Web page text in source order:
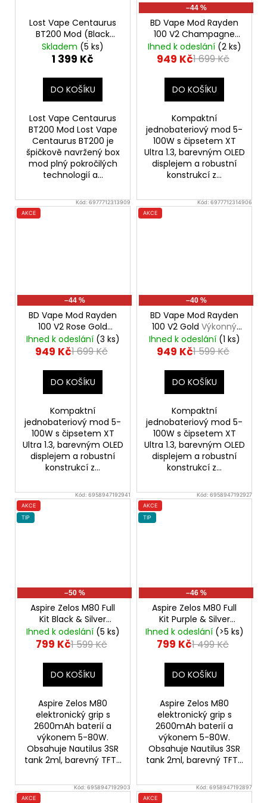
Lost Vape Centaurus
BT200 Mod (Black
Carbon)
Skladem (5 ks)
1 399 Kč
DO KOŠÍKU
Lost Vape Centaurus
BT200 Mod Lost Vape
Centaurus BT200 je
špičkově navržený box
mod plný pokročilých
technologií a...
–44 %
BD Vape Mod Rayden
100 V2 Champagne
GoldVýkonný
značkový elektronický
Ihned k odeslání (2 ks)
949 Kč1 699 Kč
DO KOŠÍKU
Kompaktní
jednobateriový mod 5-
100W s čipsetem XT
Ultra 1.3, barevným OLED
displejem a robustní
konstrukcí z...
Kód:6977712313909
AKCE
–44 %
BD Vape Mod Rayden
100 V2 Rose Gold
Výkonný značkový
elektronický Grip
Ihned k odeslání (3 ks)
949 Kč1 699 Kč
DO KOŠÍKU
Kompaktní
jednobateriový mod 5-
100W s čipsetem XT
Ultra 1.3, barevným OLED
displejem a robustní
konstrukcí z...
Kód:6977712314906
AKCE
–40 %
BD Vape Mod Rayden
100 V2 Gold Výkonný
značkový elektronický
Grip
Ihned k odeslání (1 ks)
949 Kč1 599 Kč
DO KOŠÍKU
Kompaktní
jednobateriový mod 5-
100W s čipsetem XT
Ultra 1.3, barevným OLED
displejem a robustní
konstrukcí z...
Kód:6958947192941
AKCE
TIP
–50 %
Aspire Zelos M80 Full
Kit Black & Silver
Elektronický Grip
Ihned k odeslání (5 ks)
799 Kč1 599 Kč
DO KOŠÍKU
Aspire Zelos M80
elektronický grip s
2600mAh baterií a
výkonem 5-80W.
Obsahuje Nautilus 3SR
tank 2ml, barevný TFT...
Kód:6958947192927
AKCE
TIP
–46 %
Aspire Zelos M80 Full
Kit Purple & Silver
Elektronický Grip
Ihned k odeslání (>5 ks)
799 Kč1 499 Kč
DO KOŠÍKU
Aspire Zelos M80
elektronický grip s
2600mAh baterií a
výkonem 5-80W.
Obsahuje Nautilus 3SR
tank 2ml, barevný TFT...
Kód:6958947192903
AKCE
Kód:6958947192897
AKCE